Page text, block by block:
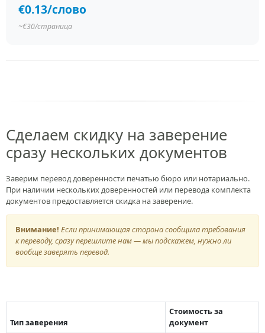
€0.13/слово
~€30/страница
Сделаем скидку на заверение
сразу нескольких документов
Заверим перевод доверенности печатью бюро или нотариально.
При наличии нескольких доверенностей или перевода комплекта
документов предоставляется скидка на заверение.
Внимание! Если принимающая сторона сообщила требования
к переводу, сразу перешлите нам — мы подскажем, нужно ли
вообще заверять перевод.
Тип заверения
Стоимость за
документ